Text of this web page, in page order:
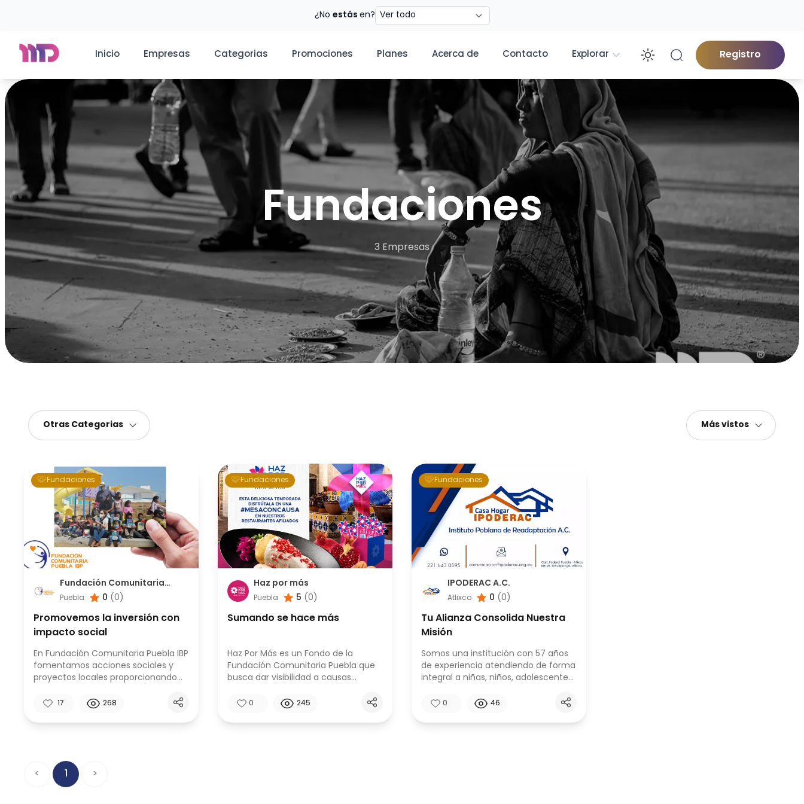
¿No estás en?Estado
Inicio Empresas Categorias Promociones Planes Acerca de Contacto Explorar
Enable dark
Registro
Fundaciones
3 Empresas
Otras Categorias Más vistos
Fundaciones
Fundación Comunitaria
Puebla IBP
Puebla 0 (0 )
Promovemos la inversión con
impacto social
En Fundación Comunitaria Puebla IBP
fomentamos acciones sociales y
proyectos locales proporcionando
para que cumplan sus objetivos
17 268
Fundaciones
Haz por más
Puebla 5 (0 )
Sumando se hace más
Haz Por Más es un Fondo de la
Fundación Comunitaria Puebla que
busca dar visibilidad a causas
obtención de recursos.
0 245
Fundaciones
IPODERAC A.C.
Atlixco 0 (0 )
Tu Alianza Consolida Nuestra
Misión
Somos una institución con 57 años
de experiencia atendiendo de forma
integral a niñas, niños, adolescentes
vulnerabilidad que han roto los lazos
0 46
< >